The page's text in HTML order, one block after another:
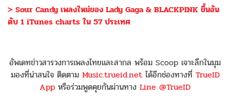
> Sour Candy เพลงใหม่ของ Lady Gaga & BLACKPINK ขึ้นอัน
ดับ 1 iTunes charts ใน 57 ประเทศ
อัพเดทข่าวสารวงการเพลงไทยและสากล พร้อม Scoop เจาะลึกในมุม
มองที่น่าสนใจ ติดตาม Music.trueid.netได้อีกช่องทางที่ TrueID
App หรือร่วมพูดคุยกันผ่านทาง Line @TrueID